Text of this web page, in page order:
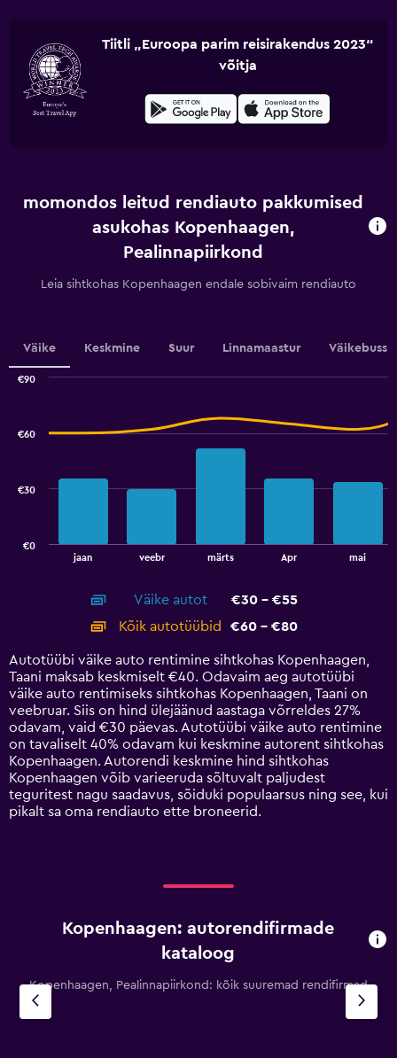
Tiitli „Euroopa parim reisirakendus 2023“
võitja
momondos leitud rendiauto pakkumised
asukohas Kopenhaagen,
Pealinnapiirkond
Leia sihtkohas Kopenhaagen endale sobivaim rendiauto
Väike Keskmine Suur Linnamaastur Väikebuss
14
categories.
The
chart
has
1
Y
axis
displaying
values.
Range:
jaan veebr märts Apr mai
€0
€30
€60
€90
End
Väike autot
€30 - €55
Kõik autotüübid
€60 - €80
Autotüübi väike auto rentimine sihtkohas Kopenhaagen,
Taani maksab keskmiselt €40. Odavaim aeg autotüübi
väike auto rentimiseks sihtkohas Kopenhaagen, Taani on
veebruar. Siis on hind ülejäänud aastaga võrreldes 27%
odavam, vaid €30 päevas. Autotüübi väike auto rentimine
on tavaliselt 40% odavam kui keskmine autorent sihtkohas
Kopenhaagen. Autorendi keskmine hind sihtkohas
Kopenhaagen võib varieeruda sõltuvalt paljudest
teguritest nagu saadavus, sõiduki populaarsus ning see, kui
pikalt sa oma rendiauto ette broneerid.
Kopenhaagen: autorendifirmade
kataloog
Kopenhaagen, Pealinnapiirkond: kõik suuremad rendifirmad